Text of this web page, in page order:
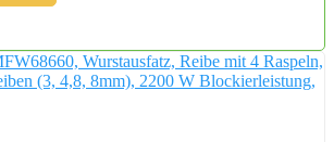
Wurstausfatz, Reibe mit 4 Raspeln,
(3, 4,8, 8mm), 2200 W Blockierleistung,